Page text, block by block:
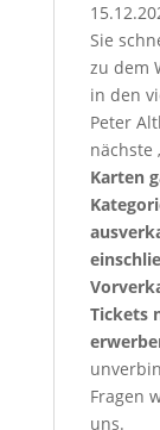
Sie
zu dem
in den
Peter
nächste
Karten
Tickets
Fragen
uns.